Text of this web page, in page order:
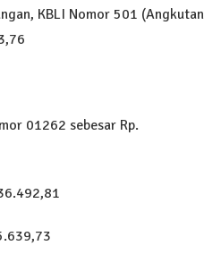
KBLI Nomor 501 (Angkutan
01262 sebesar Rp.